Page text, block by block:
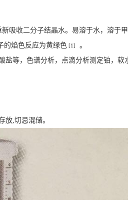
吸收二分子结晶水。易溶于水，溶于
的焰色反应为黄绿色 [1]
。
盐等，色谱分析，点滴分析测定铂，软
放,切忌混储。